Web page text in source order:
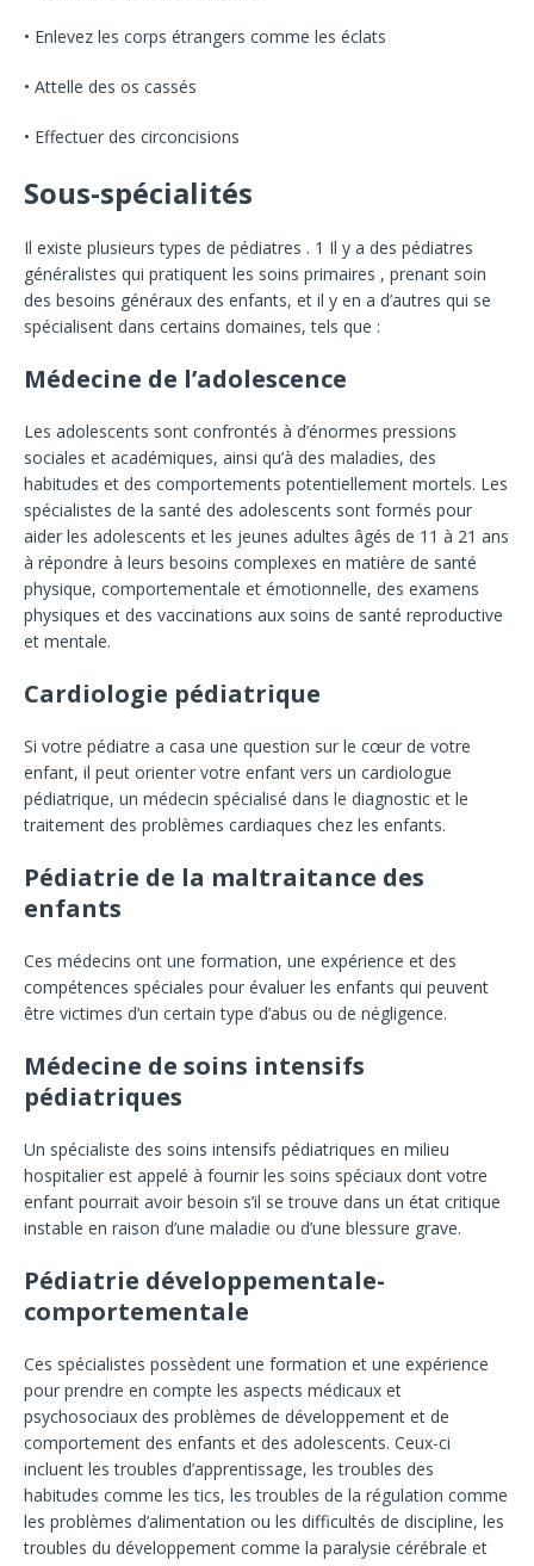
• Enlevez les corps étrangers comme les éclats
• Attelle des os cassés
• Effectuer des circoncisions
Sous-spécialités
Il existe plusieurs types de pédiatres . 1 Il y a des pédiatres
généralistes qui pratiquent les soins primaires , prenant soin
des besoins généraux des enfants, et il y en a d’autres qui se
spécialisent dans certains domaines, tels que :
Médecine de l’adolescence
Les adolescents sont confrontés à d’énormes pressions
sociales et académiques, ainsi qu’à des maladies, des
habitudes et des comportements potentiellement mortels. Les
spécialistes de la santé des adolescents sont formés pour
aider les adolescents et les jeunes adultes âgés de 11 à 21 ans
à répondre à leurs besoins complexes en matière de santé
physique, comportementale et émotionnelle, des examens
physiques et des vaccinations aux soins de santé reproductive
et mentale.
Cardiologie pédiatrique
Si votre pédiatre a casa une question sur le cœur de votre
enfant, il peut orienter votre enfant vers un cardiologue
pédiatrique, un médecin spécialisé dans le diagnostic et le
traitement des problèmes cardiaques chez les enfants.
Pédiatrie de la maltraitance des
enfants
Ces médecins ont une formation, une expérience et des
compétences spéciales pour évaluer les enfants qui peuvent
être victimes d’un certain type d’abus ou de négligence.
Médecine de soins intensifs
pédiatriques
Un spécialiste des soins intensifs pédiatriques en milieu
hospitalier est appelé à fournir les soins spéciaux dont votre
enfant pourrait avoir besoin s’il se trouve dans un état critique
instable en raison d’une maladie ou d’une blessure grave.
Pédiatrie développementale-
comportementale
Ces spécialistes possèdent une formation et une expérience
pour prendre en compte les aspects médicaux et
psychosociaux des problèmes de développement et de
comportement des enfants et des adolescents. Ceux-ci
incluent les troubles d’apprentissage, les troubles des
habitudes comme les tics, les troubles de la régulation comme
les problèmes d’alimentation ou les difficultés de discipline, les
troubles du développement comme la paralysie cérébrale et